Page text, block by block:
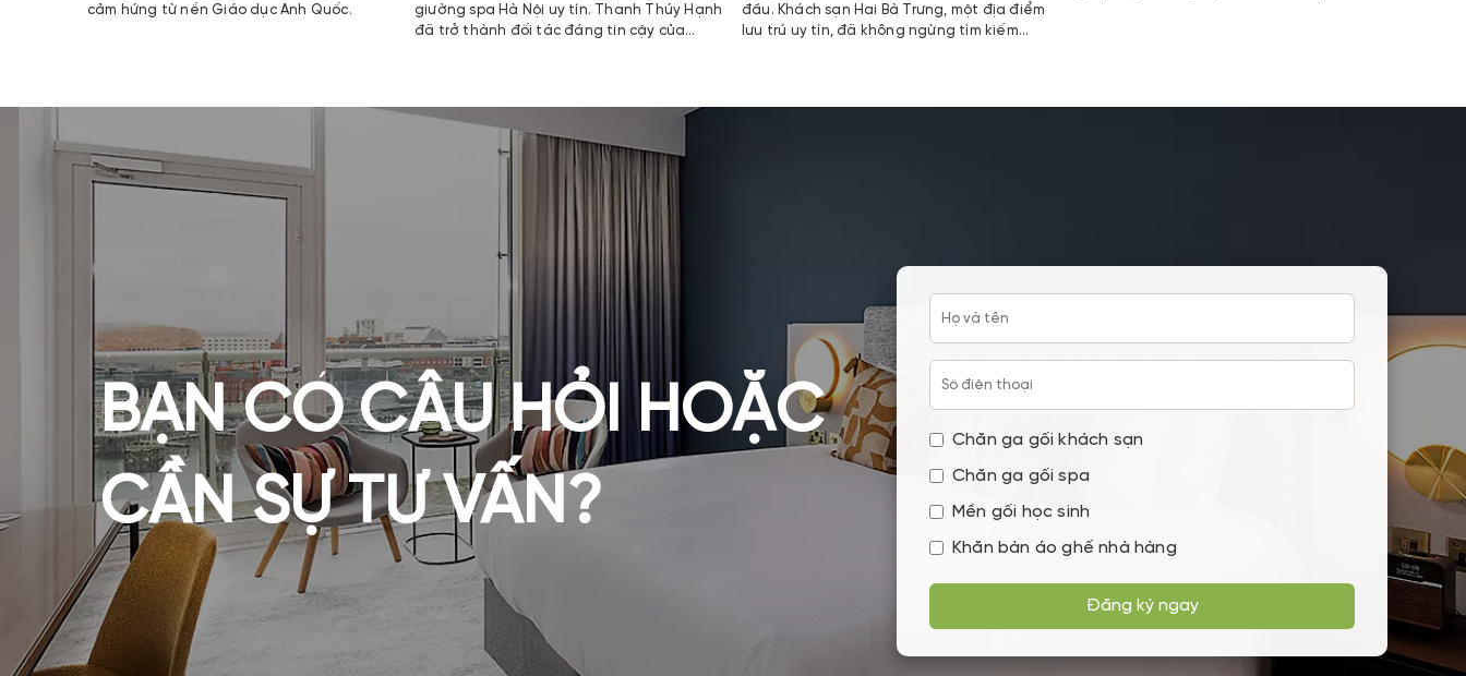
cảm hứng từ nền Giáo dục Anh Quốc.
giường spa Hà Nội uy tín. Thanh Thúy Hạnh
đã trở thành đối tác đáng tin cậy của
đầu. Khách sạn Hai Bà Trưng, một địa điểm
lưu trú uy tín, đã không ngừng tìm kiếm
BẠN CÓ CÂU HỎI HOẶC
CẦN SỰ TƯ VẤN?
Chăn ga gối khách sạn
Chăn ga gối spa
Mền gối học sinh
Khăn bàn áo ghế nhà hàng
Đăng ký ngay